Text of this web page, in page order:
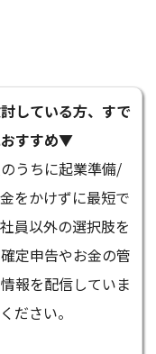
している方、すで
おすすめ▼
うちに起業準備/
をかけずに最短で
員以外の選択肢を
定申告やお金の管
報を配信していま
ださい。